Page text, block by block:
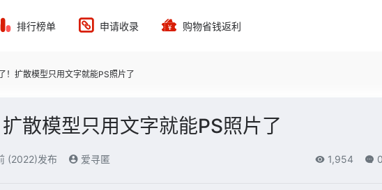
排行榜单 申请收录 购物省钱返利
！扩散模型只用文字就能PS照片了
散模型只用文字就能PS照片了
(2022)发布 爱寻匿 1,954